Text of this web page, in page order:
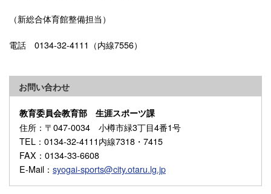
（新総合体育館整備担当）
電話 0134-32-4111（内線7556）
お問い合わせ
教育委員会教育部 生涯スポーツ課
住所 ：〒047-0034 小樽市緑3丁目4番1号
TEL ：0134-32-4111内線7318・7415
FAX ：0134-33-6608
E-Mail ： syogai-sports@city.otaru.lg.jp